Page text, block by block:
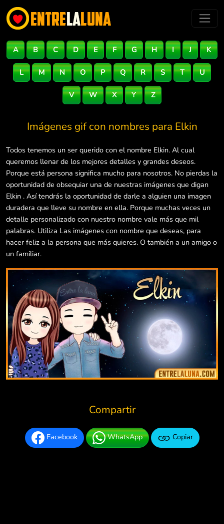
A B C D E F G H I J K
L M N O P Q R S T U
V W X Y Z
Imágenes gif con nombres para Elkin
Todos tenemos un ser querido con el nombre Elkin. Al cual
queremos llenar de los mejores detalles y grandes deseos.
Porque está persona significa mucho para nosotros. No pierdas la
oportunidad de obsequiar una de nuestras imágenes que digan
Elkin . Así tendrás la oportunidad de darle a alguien una imagen
duradera que lleve su nombre en ella. Porque muchas veces un
detalle personalizado con nuestro nombre vale más que mil
palabras. Utiliza Las imágenes con nombre que deseas, para
hacer feliz a la persona que más quieres. O también a un amigo o
un familiar.
Compartir
Facebook WhatsApp Copiar